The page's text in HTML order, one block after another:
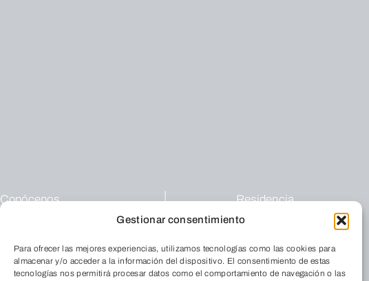
Gestionar consentimiento
Para ofrecer las mejores experiencias, utilizamos tecnologías como las cookies para
almacenar y/o acceder a la información del dispositivo. El consentimiento de estas
tecnologías nos permitirá procesar datos como el comportamiento de navegación o las
Conócenos
Quiénes somos
La Revista
Trabaja con
Residencia
Cordia
Aulas de Medio
Ambiente